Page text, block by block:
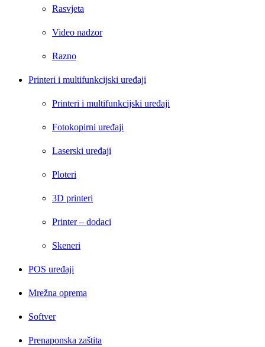
Rasvjeta
Video nadzor
Razno
Printeri i multifunkcijski uređaji
Printeri i multifunkcijski uređaji
Fotokopirni uređaji
Laserski uređaji
Ploteri
3D printeri
Printer – dodaci
Skeneri
POS uređaji
Mrežna oprema
Softver
Prenaponska zaštita